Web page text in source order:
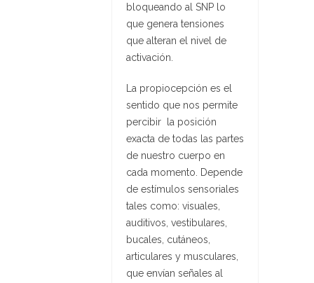
bloqueando al SNP lo
que genera tensiones
que alteran el nivel de
activación.
La propiocepción es el
sentido que nos permite
percibir la posición
exacta de todas las partes
de nuestro cuerpo en
cada momento. Depende
de estímulos sensoriales
tales como: visuales,
auditivos, vestibulares,
bucales, cutáneos,
articulares y musculares,
que envían señales al